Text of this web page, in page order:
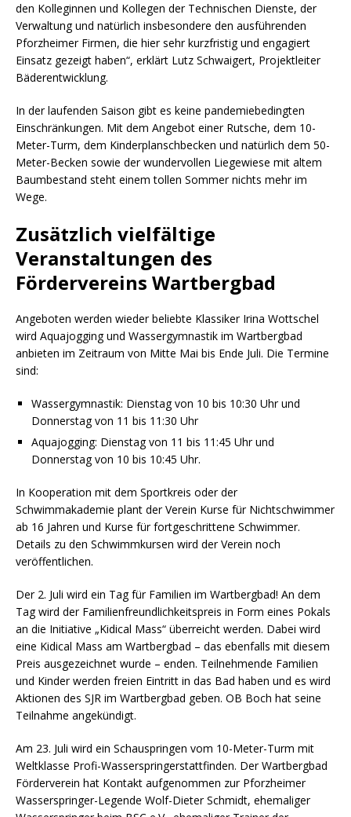
den Kolleginnen und Kollegen der Technischen Dienste, der
Verwaltung und natürlich insbesondere den ausführenden
Pforzheimer Firmen, die hier sehr kurzfristig und engagiert
Einsatz gezeigt haben“, erklärt Lutz Schwaigert, Projektleiter
Bäderentwicklung.
In der laufenden Saison gibt es keine pandemiebedingten
Einschränkungen. Mit dem Angebot einer Rutsche, dem 10-
Meter-Turm, dem Kinderplanschbecken und natürlich dem 50-
Meter-Becken sowie der wundervollen Liegewiese mit altem
Baumbestand steht einem tollen Sommer nichts mehr im
Wege.
Zusätzlich vielfältige
Veranstaltungen des
Fördervereins Wartbergbad
Angeboten werden wieder beliebte Klassiker Irina Wottschel
wird Aquajogging und Wassergymnastik im Wartbergbad
anbieten im Zeitraum von Mitte Mai bis Ende Juli. Die Termine
sind:
Wassergymnastik: Dienstag von 10 bis 10:30 Uhr und
Donnerstag von 11 bis 11:30 Uhr
Aquajogging: Dienstag von 11 bis 11:45 Uhr und
Donnerstag von 10 bis 10:45 Uhr.
In Kooperation mit dem Sportkreis oder der
Schwimmakademie plant der Verein Kurse für Nichtschwimmer
ab 16 Jahren und Kurse für fortgeschrittene Schwimmer.
Details zu den Schwimmkursen wird der Verein noch
veröffentlichen.
Der 2. Juli wird ein Tag für Familien im Wartbergbad! An dem
Tag wird der Familienfreundlichkeitspreis in Form eines Pokals
an die Initiative „Kidical Mass“ überreicht werden. Dabei wird
eine Kidical Mass am Wartbergbad – das ebenfalls mit diesem
Preis ausgezeichnet wurde – enden. Teilnehmende Familien
und Kinder werden freien Eintritt in das Bad haben und es wird
Aktionen des SJR im Wartbergbad geben. OB Boch hat seine
Teilnahme angekündigt.
Am 23. Juli wird ein Schauspringen vom 10-Meter-Turm mit
Weltklasse Profi-Wasserspringerstattfinden. Der Wartbergbad
Förderverein hat Kontakt aufgenommen zur Pforzheimer
Wasserspringer-Legende Wolf-Dieter Schmidt, ehemaliger